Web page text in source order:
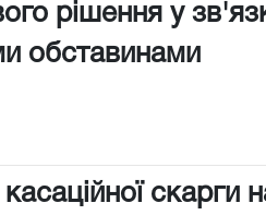
рішення у
обставинами
касаційної скарги